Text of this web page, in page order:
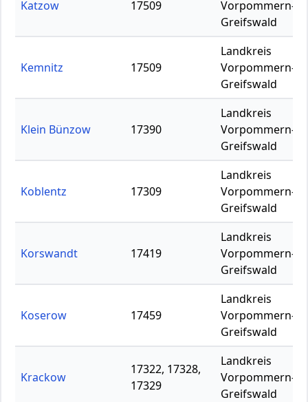
Katzow 17509
Vorpommern-
Greifswald
Kemnitz 17509
Landkreis
Vorpommern-
Greifswald
Klein Bünzow 17390
Landkreis
Vorpommern-
Greifswald
Koblentz 17309
Landkreis
Vorpommern-
Greifswald
Korswandt 17419
Landkreis
Vorpommern-
Greifswald
Koserow 17459
Landkreis
Vorpommern-
Greifswald
Krackow
17322, 17328,
17329
Landkreis
Vorpommern-
Greifswald